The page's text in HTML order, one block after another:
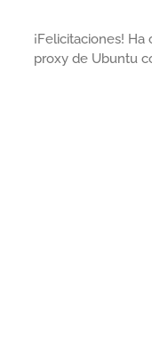
¡Felicitaciones!
proxy de Ubuntu